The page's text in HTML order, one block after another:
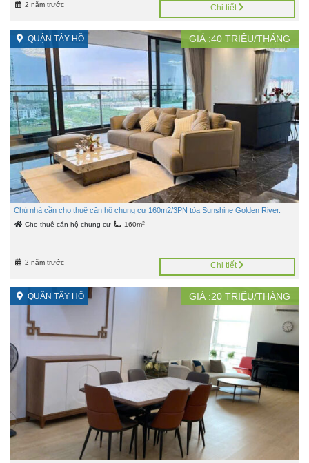
2 năm trước Chi tiết
QUẬN TÂY HỒ GIÁ :40 TRIỆU/THÁNG
Chủ nhà cần cho thuê căn hộ chung cư 160m2/3PN tòa Sunshine Golden River.
Cho thuê căn hộ chung cư 160m2
2 năm trước Chi tiết
QUẬN TÂY HỒ GIÁ :20 TRIỆU/THÁNG